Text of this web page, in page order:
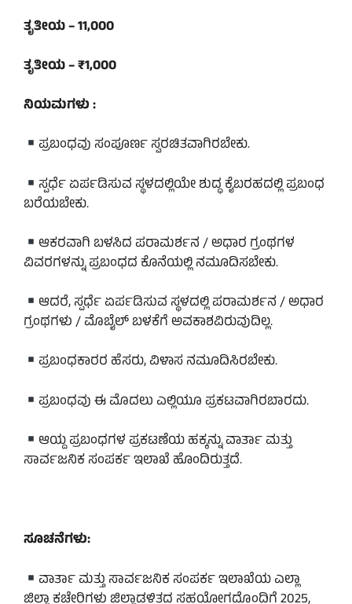
ತೃತೀಯ – 11,000
ತೃತೀಯ – ₹1,000
ನಿಯಮಗಳು :
ಪ್ರಬಂಧವು ಸಂಪೂರ್ಣ ಸ್ವರಚಿತವಾಗಿರಬೇಕು.
ಸ್ಪರ್ಧೆ ಏರ್ಪಡಿಸುವ ಸ್ಥಳದಲ್ಲಿಯೇ ಶುದ್ಧ ಕೈಬರಹದಲ್ಲಿ ಪ್ರಬಂಧ
ಬರೆಯಬೇಕು.
ಆಕರವಾಗಿ ಬಳಸಿದ ಪರಾಮರ್ಶನ / ಅಧಾರ ಗ್ರಂಥಗಳ
ವಿವರಗಳನ್ನು ಪ್ರಬಂಧದ ಕೊನೆಯಲ್ಲಿ ನಮೂದಿಸಬೇಕು.
ಆದರೆ, ಸ್ಪರ್ಧೆ ಏರ್ಪಡಿಸುವ ಸ್ಥಳದಲ್ಲಿ ಪರಾಮರ್ಶನ / ಅಧಾರ
ಗ್ರಂಥಗಳು / ಮೊಬೈಲ್ ಬಳಕೆಗೆ ಅವಕಾಶವಿರುವುದಿಲ್ಲ.
ಪ್ರಬಂಧಕಾರರ ಹೆಸರು, ವಿಳಾಸ ನಮೂದಿಸಿರಬೇಕು.
ಪ್ರಬಂಧವು ಈ ಮೊದಲು ಎಲ್ಲಿಯೂ ಪ್ರಕಟವಾಗಿರಬಾರದು.
ಆಯ್ದ ಪ್ರಬಂಧಗಳ ಪ್ರಕಟಣೆಯ ಹಕ್ಕನ್ನು ವಾರ್ತಾ ಮತ್ತು
ಸಾರ್ವಜನಿಕ ಸಂಪರ್ಕ ಇಲಾಖೆ ಹೊಂದಿರುತ್ತದೆ.
ಸೂಚನೆಗಳು:
ವಾರ್ತಾ ಮತ್ತು ಸಾರ್ವಜನಿಕ ಸಂಪರ್ಕ ಇಲಾಖೆಯ ಎಲ್ಲಾ